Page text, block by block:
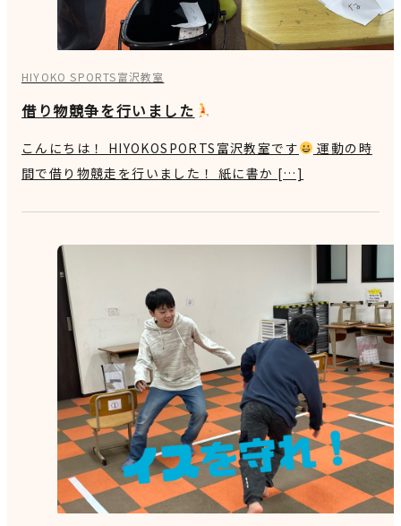
HIYOKO SPORTS富沢教室
借り物競争を行いました
こんにちは！ HIYOKOSPORTS富沢教室です
運動の時
間で借り物競走を行いました！ 紙に書か […]